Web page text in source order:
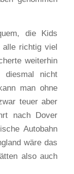
die Kids
alle richtig viel
weiterhin
diesmal nicht
man ohne
teuer aber
nach Dover
Autobahn
wäre das
also auch